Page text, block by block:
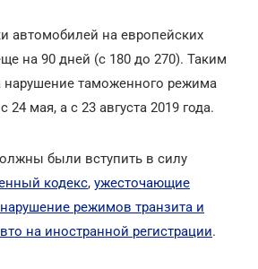
автомобилей на европейских
на 90 дней (с 180 до 270). Таким
таможенного режима
24 мая, а с 23 августа 2019 года.
были вступить в силу
кодекс, ужесточающие
режимов транзита и
на иностранной регистрации.